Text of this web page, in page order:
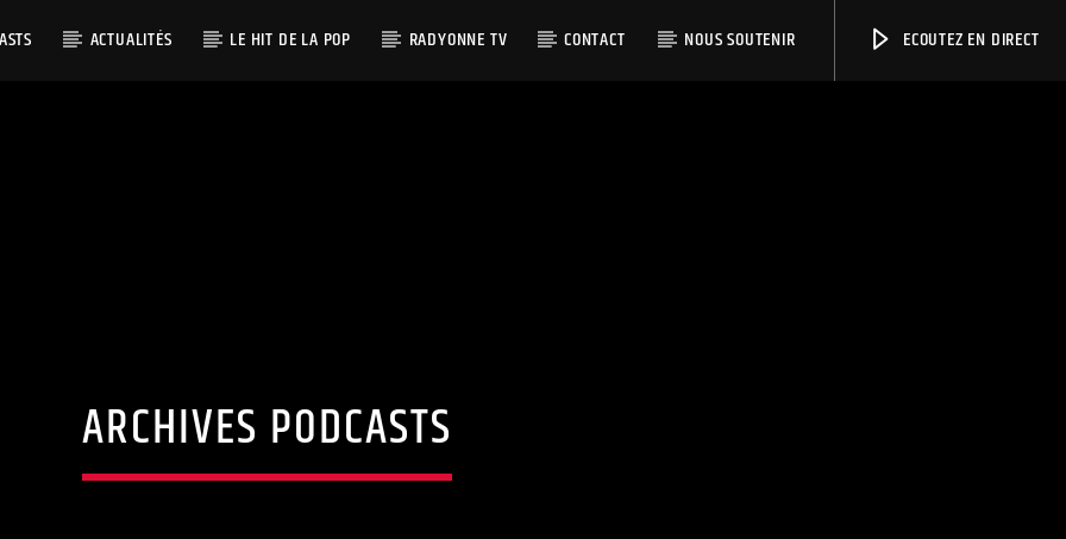
ACTUALITÉS LE HIT DE LA POP RADYONNE TV CONTACT NOUS SOUTENIR ECOUTEZ EN DIRECT
ARCHIVES PODCASTS